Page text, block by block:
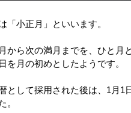
「小正月」といいます。
ら次の満月までを、ひと月
月の初めとしたようです。
として採用された後は、1月1
。